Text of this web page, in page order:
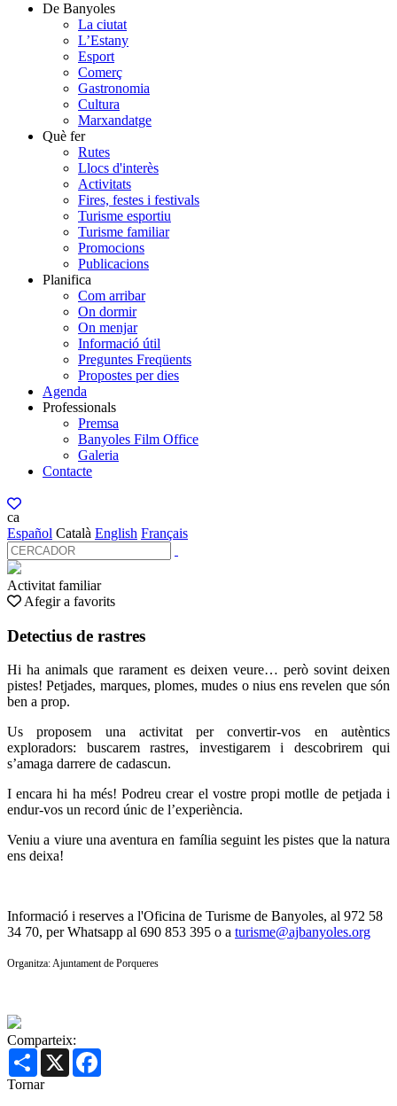
De Banyoles
La ciutat
L’Estany
Esport
Comerç
Gastronomia
Cultura
Marxandatge
Què fer
Rutes
Llocs d'interès
Activitats
Fires, festes i festivals
Turisme esportiu
Turisme familiar
Promocions
Publicacions
Planifica
Com arribar
On dormir
On menjar
Informació útil
Preguntes Freqüents
Propostes per dies
Agenda
Professionals
Premsa
Banyoles Film Office
Galeria
Contacte
ca
Español Català English Français
Activitat familiar
Afegir a favorits
Detectius de rastres
Hi ha animals que rarament es deixen veure… però sovint deixen
pistes! Petjades, marques, plomes, mudes o nius ens revelen que són
ben a prop.
Us proposem una activitat per convertir-vos en autèntics
exploradors: buscarem rastres, investigarem i descobrirem qui
s’amaga darrere de cadascun.
I encara hi ha més! Podreu crear el vostre propi motlle de petjada i
endur-vos un record únic de l’experiència.
Veniu a viure una aventura en família seguint les pistes que la natura
ens deixa!
Informació i reserves a l'Oficina de Turisme de Banyoles, al 972 58
34 70, per Whatsapp al 690 853 395 o a turisme@ajbanyoles.org
Organitza: Ajuntament de Porqueres
Comparteix:
Share X
Tornar